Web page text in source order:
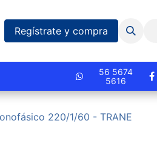
Eventos y Capacitaciones
Regístrate y compra
56 5674
5616
220/1/60 - TRANE